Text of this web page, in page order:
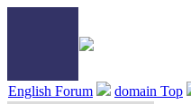
English Forum domain Top